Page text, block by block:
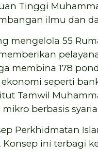
Tinggi
ilmu dan
mengelola 55
membina 178
seperti
Tamwil
berbasis
Perkhidmatan
ini terbagi